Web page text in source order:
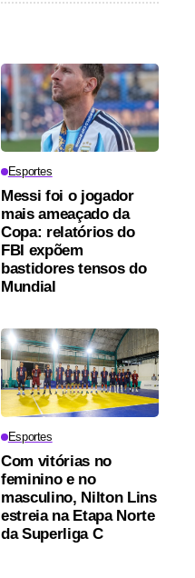
Esportes
Messi foi o jogador
mais ameaçado da
Copa: relatórios do
FBI expõem
bastidores tensos do
Mundial
Esportes
Com vitórias no
feminino e no
masculino, Nilton Lins
estreia na Etapa Norte
da Superliga C